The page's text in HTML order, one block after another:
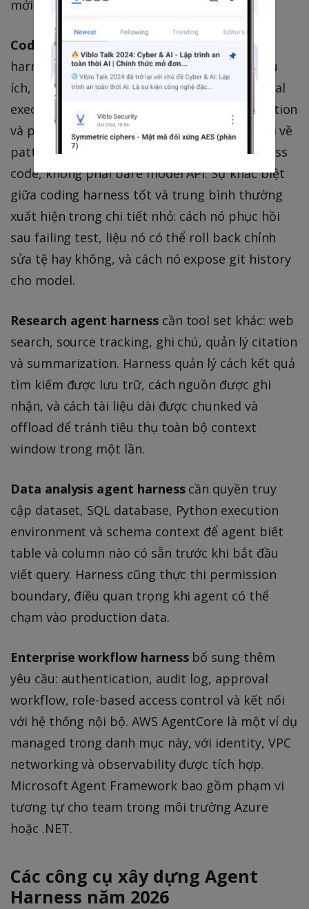
mới là điều thay đổi.
Coding agent harness
là ví dụ tốt hiện tại vì
harness hiện rõ. Để làm công việc coding hữu
ích, agent cần file access, git context, terminal
execution, test running, dependency installation
và project rule. Claude Code và Codex là ví dụ về
pattern này: cả hai chạy trên rất nhiều harness
code, không phải bare model API. Sự khác biệt
giữa coding harness tốt và trung bình thường
xuất hiện trong chi tiết nhỏ: cách nó phục hồi
sau failing test, liệu nó có thể roll back chỉnh
sửa tệ hay không, và cách nó expose git history
cho model.
Research agent harnesscần tool set khác: web
search, source tracking, ghi chú, quản lý citation
và summarization. Harness quản lý cách kết quả
tìm kiếm được lưu trữ, cách nguồn được ghi
nhận, và cách tài liệu dài được chunked và
offload để tránh tiêu thụ toàn bộ context
window trong một lần.
Data analysis agent harnesscần quyền truy
cập dataset, SQL database, Python execution
environment và schema context để agent biết
table và column nào có sẵn trước khi bắt đầu
viết query. Harness cũng thực thi permission
boundary, điều quan trọng khi agent có thể
chạm vào production data.
Enterprise workflow harnessbổ sung thêm
yêu cầu: authentication, audit log, approval
workflow, role-based access control và kết nối
với hệ thống nội bộ. AWS AgentCore là một ví dụ
managed trong danh mục này, với identity, VPC
networking và observability được tích hợp.
Microsoft Agent Framework bao gồm phạm vi
tương tự cho team trong môi trường Azure
hoặc .NET.
Các công cụ xây dựng Agent
Harness năm 2026